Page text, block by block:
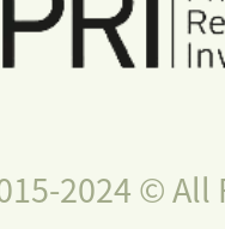
2024 © All